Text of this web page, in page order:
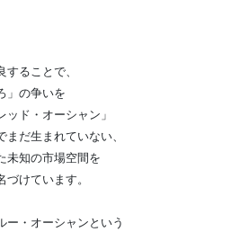
することで、
」の争いを
ド・オーシャン」
だ生まれていない、
未知の市場空間を
けています。
ー・オーシャンという